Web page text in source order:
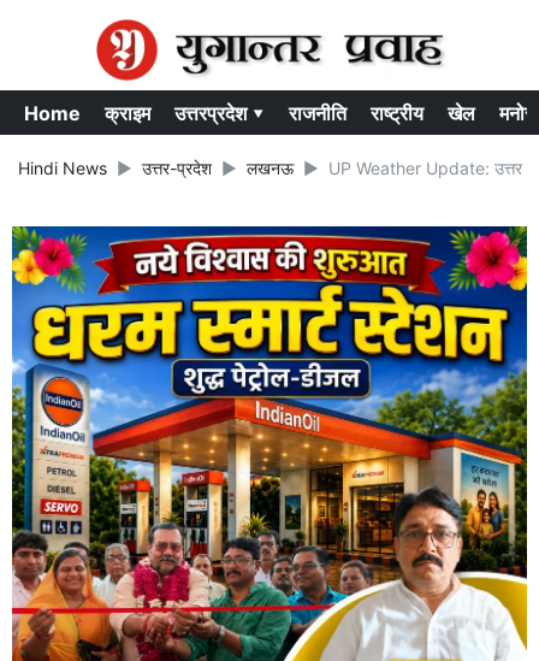
Home क्राइम उत्तरप्रदेश ▾ राजनीति राष्ट्रीय खेल
Hindi News उत्तर-प्रदेश लखनऊ UP Weather Update: उत्तर